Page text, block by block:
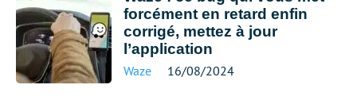
forcément en retard enfin
corrigé, mettez à jour
l’application
Waze 16/08/2024